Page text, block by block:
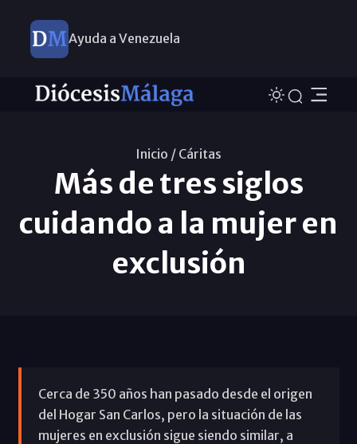
Ayuda a Venezuela
Inicio / Cáritas
Más de tres siglos
cuidando a la mujer en
exclusión
Cerca de 350 años han pasado desde el origen
del Hogar San Carlos, pero la situación de las
mujeres en exclusión sigue siendo similar, a